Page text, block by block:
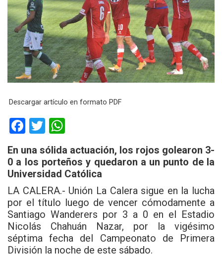
Descargar artículo en formato PDF
F
ce
b
o
o
k
T
wi
tt
er
at
s
A
p
p
En una sólida actuación, los rojos golearon 3-
0 a los porteños y quedaron a un punto de la
Universidad Católica
LA CALERA.- Unión La Calera sigue en la lucha
por el título luego de vencer cómodamente a
Santiago Wanderers por 3 a 0 en el Estadio
Nicolás Chahuán Nazar, por la vigésimo
séptima fecha del Campeonato de Primera
División la noche de este sábado.